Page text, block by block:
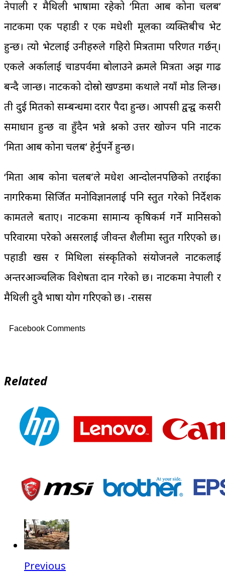
नेपाली र मैथिली भाषामा रहेको ‘मिता आब कोना चलब’
नाटकमा एक पहाडी र एक मधेशी मूलका व्यक्तिबीच भेट
हुन्छ। त्यो भेटलाई उनीहरुले गहिरो मित्रतामा परिणत गर्छन्।
एकले अर्कालाई चाडपर्वमा बोलाउने क्रमले मित्रता अझ प्रगाढ
बन्दै जान्छ। नाटकको दोस्रो खण्डमा कथाले नयाँ मोड लिन्छ।
ती दुई मितको सम्बन्धमा दरार पैदा हुन्छ। आपसी द्वन्द्व कसरी
समाधान हुन्छ वा हुँदैन भन्ने प्रश्नको उत्तर खोज्न पनि नाटक
‘मिता आब कोना चलब’ हेर्नुपर्ने हुन्छ।
‘मिता आब कोना चलब’ले मधेश आन्दोलनपछिको तराईका
नागरिकमा सिर्जित मनोविज्ञानलाई पनि प्रस्तुत गरेको निर्देशक
कामतले बताए। नाटकमा सामान्य कृषिकर्म गर्ने मानिसको
परिवारमा परेको असरलाई जीवन्त शैलीमा प्रस्तुत गरिएको छ।
पहाडी खस र मिथिला संस्कृतिको संयोजनले नाटकलाई
अन्तरआञ्चलिक विशेषता प्रदान गरेको छ। नाटकमा नेपाली र
मैथिली दुवै भाषा प्रयोग गरिएको छ। -रासस
Facebook Comments
Related
Previous